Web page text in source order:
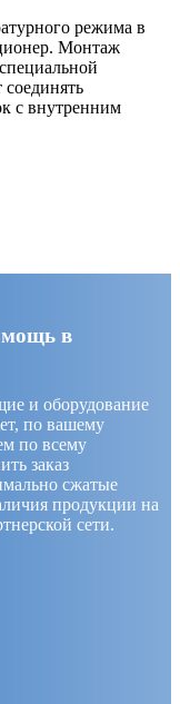
режима в
Монтаж
с внутренним
в
и оборудование
по вашему
по всему
заказ
сжатые
продукции на
сети.